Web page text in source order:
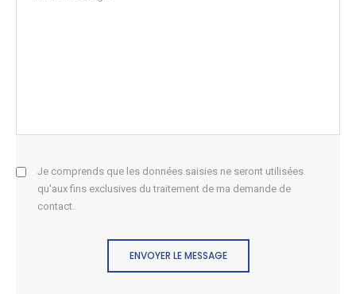
Je comprends que les données saisies ne seront utilisées
qu'aux fins exclusives du traitement de ma demande de
contact.
ENVOYER LE MESSAGE